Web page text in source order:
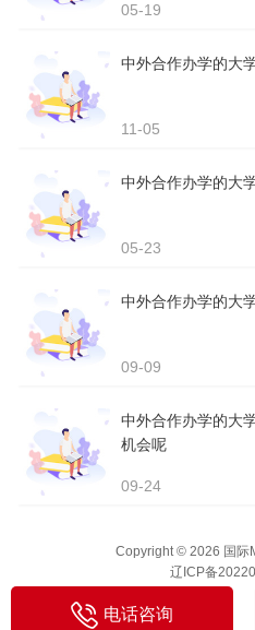
05-19
中外合作办学的大
11-05
中外合作办学的大
05-23
中外合作办学的大
09-09
中外合作办学的大
机会呢
09-24
Copyright © 2026 国际
辽ICP备
电话咨询